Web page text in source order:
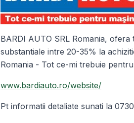
BARDI AUTO SRL Romania,
substantiale intre 20-35% la
Romania - Tot ce-mi trebuie pentru
www.bardiauto.ro/website/
Pt informatii detaliate sunati la